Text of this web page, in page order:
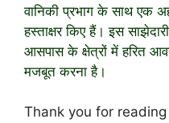
वानिकी प्रभाग के साथ एक
हस्ताक्षर किए हैं। इस
आसपास के क्षेत्रों में हरित
मजबूत करना है।
Thank you for